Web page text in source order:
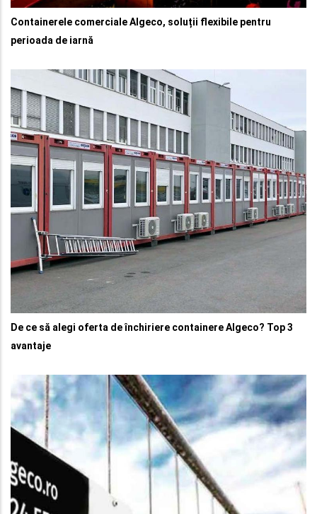
Containerele comerciale Algeco, soluții flexibile pentru
perioada de iarnă
De ce să alegi oferta de închiriere containere Algeco? Top 3
avantaje